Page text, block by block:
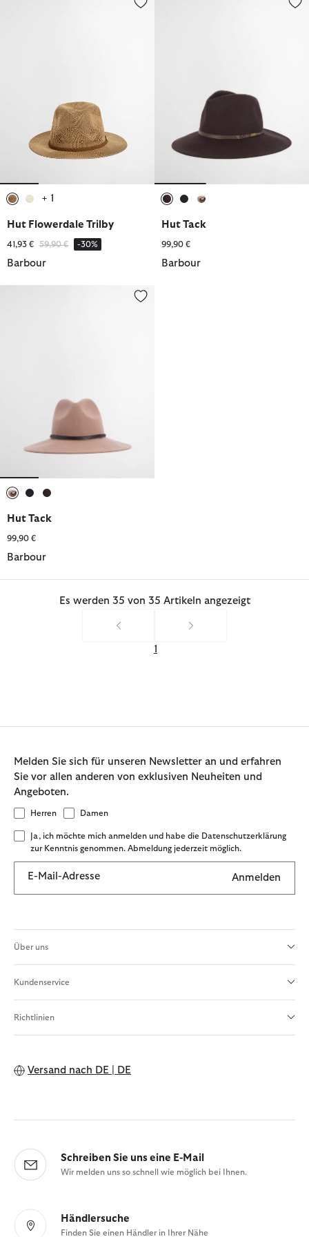
+ 1
Hut Flowerdale Trilby
41,93 € Reduziert von
59,90 €bis-30%
Barbour
Hut Tack
99,90 €
Barbour
Hut Tack
99,90 €
Barbour
Es werden 35 von 35 Artikeln angezeigt
1
Melden Sie sich für unseren Newsletter an und erfahren
Sie vor allen anderen von exklusiven Neuheiten und
Angeboten.
Herren Damen
Ja, ich möchte mich anmelden und habe die Datenschutzerklärung
zur Kenntnis genommen. Abmeldung jederzeit möglich.
E-Mail-Adresse Anmelden
Über uns
Kundenservice
Richtlinien
Versand nach DE | DE
Schreiben Sie uns eine E-Mail
Wir melden uns so schnell wie möglich bei Ihnen.
Händlersuche
Finden Sie einen Händler in Ihrer Nähe